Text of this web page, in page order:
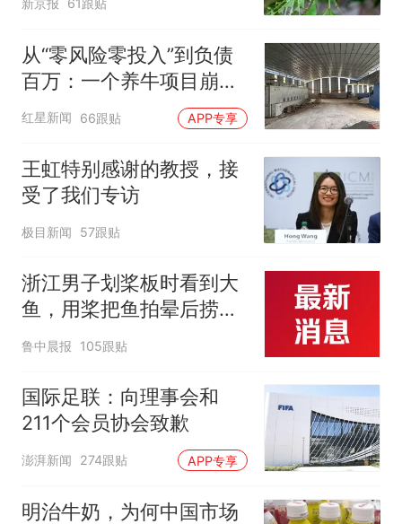
新京报 61跟贴
从“零风险零投入”到负债
百万：一个养牛项目崩盘
后，谁该为农户的贷款买
单丨红星调查
红星新闻 66跟贴 APP专享
王虹特别感谢的教授，接
受了我们专访
极目新闻 57跟贴
浙江男子划桨板时看到大
鱼，用桨把鱼拍晕后捞
起；当事人：鱼重7斤6
味道很好
鲁中晨报 105跟贴
国际足联：向理事会和
211个会员协会致歉
澎湃新闻 274跟贴 APP专享
明治牛奶，为何中国市场